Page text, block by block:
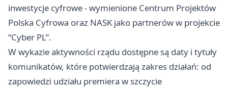
inwestycje cyfrowe - wymienione Centrum Projektów
Polska Cyfrowa oraz NASK jako partnerów w projekcie
“Cyber PL”.
W wykazie aktywności rządu dostępne są daty i tytuły
komunikatów, które potwierdzają zakres działań: od
zapowiedzi udziału premiera w szczycie